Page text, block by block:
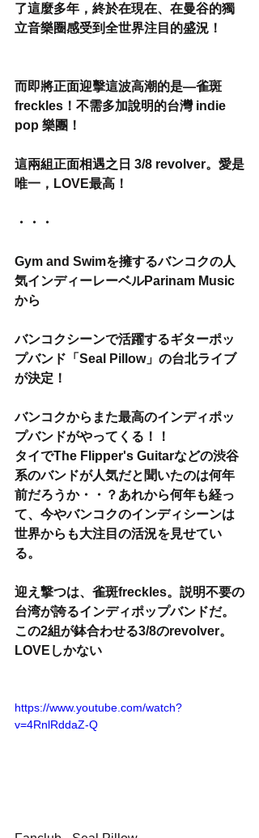
了這麼多年，終於在現在、在曼谷的獨
立音樂圈感受到全世界注目的盛況！
而即將正面迎擊這波高潮的是—雀斑
freckles！不需多加說明的台灣 indie
pop 樂團！
這兩組正面相遇之日 3/8 revolver。愛是
唯一，LOVE最高！
・・・
Gym and Swimを擁するバンコクの人
気インディーレーベルParinam Music
から
バンコクシーンで活躍するギターポッ
プバンド「Seal Pillow」の台北ライブ
が決定！
バンコクからまた最高のインディポッ
プバンドがやってくる！！
タイでThe Flipper's Guitarなどの渋谷
系のバンドが人気だと聞いたのは何年
前だろうか・・？あれから何年も経っ
て、今やバンコクのインディシーンは
世界からも大注目の活況を見せてい
る。
迎え撃つは、雀斑freckles。説明不要の
台湾が誇るインディポップバンドだ。
この2組が鉢合わせる3/8のrevolver。
LOVEしかない
https://www.youtube.com/watch?
v=4RnlRddaZ-Q